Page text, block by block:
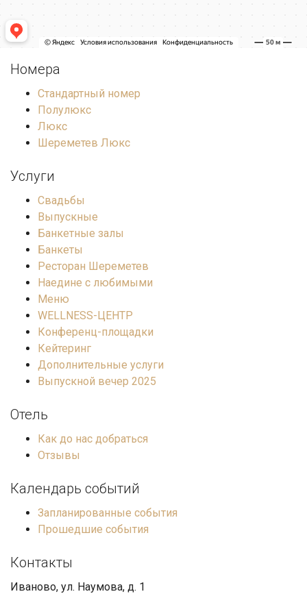
Номера
Стандартный номер
Полулюкс
Люкс
Шереметев Люкс
Услуги
Свадьбы
Выпускные
Банкетные залы
Банкеты
Ресторан Шереметев
Наедине с любимыми
Меню
WELLNESS-ЦЕНТР
Конференц-площадки
Кейтеринг
Дополнительные услуги
Выпускной вечер 2025
Отель
Как до нас добраться
Отзывы
Календарь событий
Запланированные события
Прошедшие события
Контакты
Иваново, ул. Наумова, д. 1